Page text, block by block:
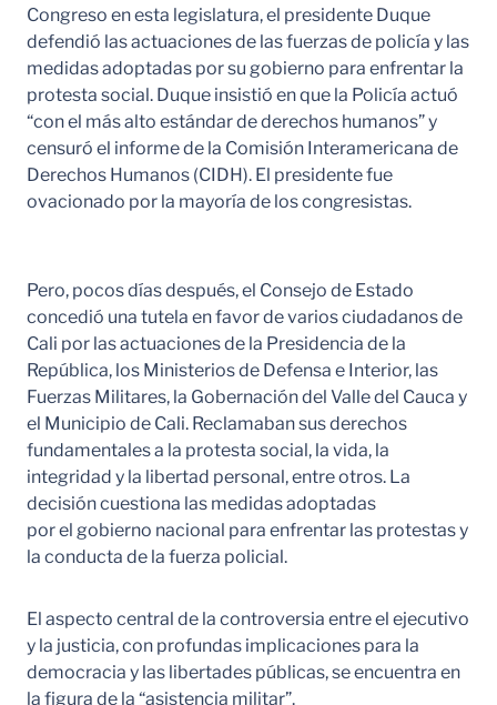
Congreso en esta legislatura, el presidente Duque
defendió las actuaciones de las fuerzas de policía y las
medidas adoptadas por su gobierno para enfrentar la
protesta social. Duque insistió en que la Policía actuó
“con el más alto estándar de derechos humanos” y
censuró el informe de la Comisión Interamericana de
Derechos Humanos (CIDH). El presidente fue
ovacionado por la mayoría de los congresistas.
Pero, pocos días después, el Consejo de Estado
concedió una tutela en favor de varios ciudadanos de
Cali por las actuaciones de la Presidencia de la
República, los Ministerios de Defensa e Interior, las
Fuerzas Militares, la Gobernación del Valle del Cauca y
el Municipio de Cali. Reclamaban sus derechos
fundamentales a la protesta social, la vida, la
integridad y la libertad personal, entre otros. La
decisión cuestiona las medidas adoptadas
por el gobierno nacional para enfrentar las protestas y
la conducta de la fuerza policial.
El aspecto central de la controversia entre el ejecutivo
y la justicia, con profundas implicaciones para la
democracia y las libertades públicas, se encuentra en
la figura de la “asistencia militar”.